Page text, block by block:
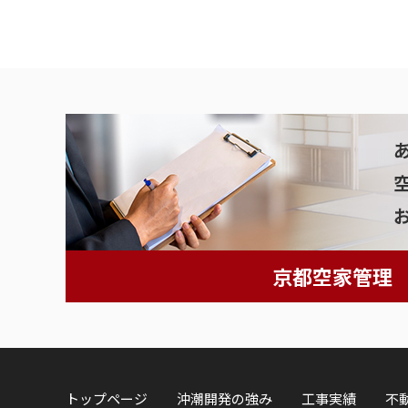
京都空家管理
トップページ 沖潮開発の強み 工事実績 不